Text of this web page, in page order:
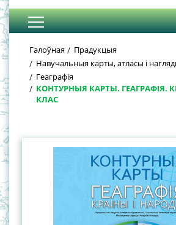
Галоўная
Прадукцыя
Навучальныя карты, атласы і
Геаграфія
КОНТУРНЫЯ КАРТЫ. ГЕАГРАФІЯ.
КЛАС